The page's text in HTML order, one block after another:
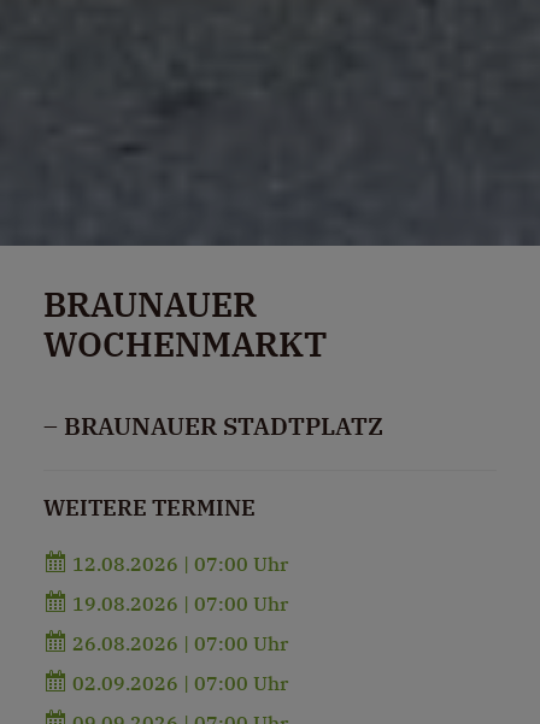
BRAUNAUER
WOCHENMARKT
– BRAUNAUER STADTPLATZ
WEITERE TERMINE
12.08.2026 | 07:00 Uhr
19.08.2026 | 07:00 Uhr
26.08.2026 | 07:00 Uhr
02.09.2026 | 07:00 Uhr